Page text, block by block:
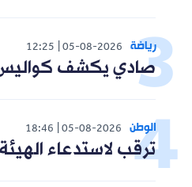
رياضة 05-08-2026
12:25
صادي يكشف
الوطن 05-08-2026
18:46
ترقب لاستدعاء